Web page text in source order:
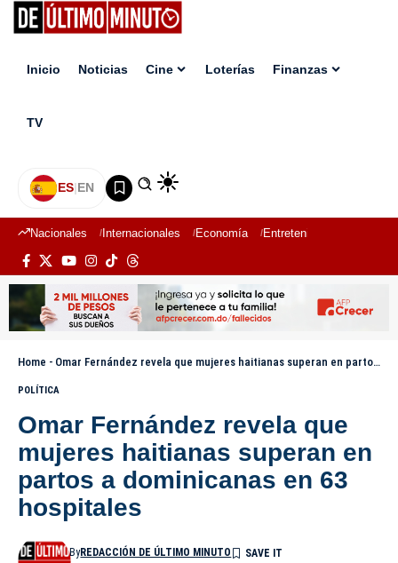
Inicio Noticias Cine Loterías Finanzas
TV
ES|EN
Nacionales Internacionales Economía Entretenimiento
Home - Omar Fernández revela que mujeres haitianas superan en partos a dominicanas en 63 hospitales
POLÍTICA
Omar Fernández revela que
mujeres haitianas superan en
partos a dominicanas en 63
hospitales
ByREDACCIÓN DE ÚLTIMO MINUTO